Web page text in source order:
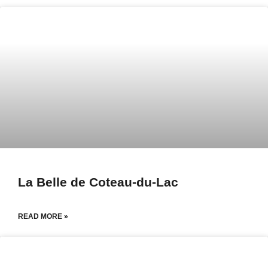
La Belle de Coteau-du-Lac
READ MORE »